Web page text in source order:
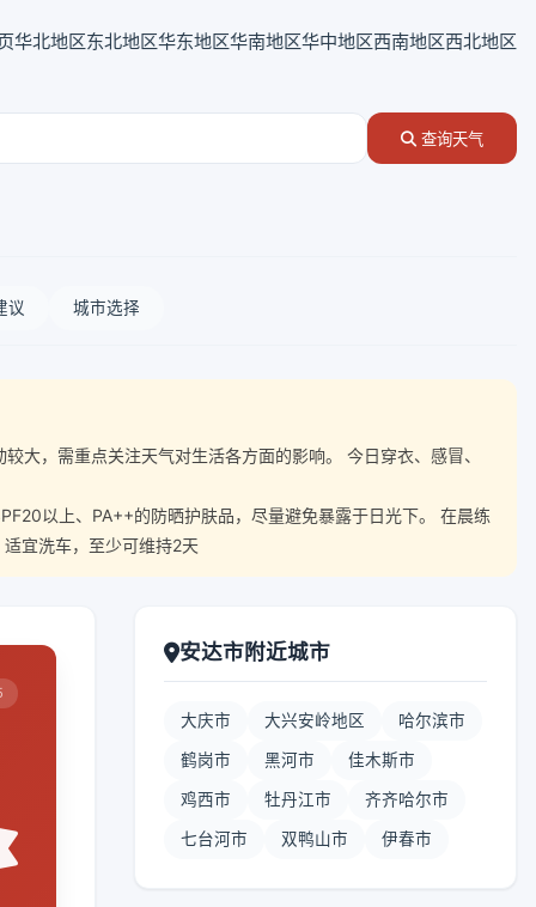
华北地区东北地区华东地区华南地区华中地区西南地区西北地区
查询天气
议 城市选择
，需重点关注天气对生活各方面的影响。 今日穿衣、感冒、
以上、PA++的防晒护肤品，尽量避免暴露于日光下。 在晨练
宜洗车，至少可维持2天
安达市附近城市
大庆市 大兴安岭地区 哈尔滨市
鹤岗市 黑河市 佳木斯市
鸡西市 牡丹江市 齐齐哈尔市
七台河市 双鸭山市 伊春市